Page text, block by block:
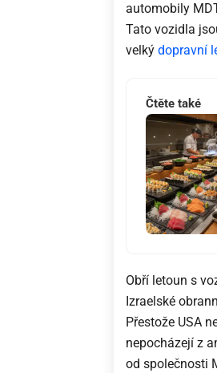
automobily
Tato vozidla
velký dopravní
Čtěte také
Obří letoun s
Izraelské
Přestože USA
nepocházejí z
od společnosti